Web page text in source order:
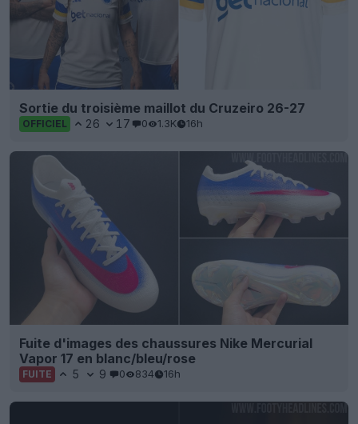
Sortie du troisième maillot du Cruzeiro 26-27
OFFICIEL 26 17 0 1.3K 16h
Fuite d'images des chaussures Nike Mercurial
Vapor 17 en blanc/bleu/rose
FUITE 5 9 0 834 16h